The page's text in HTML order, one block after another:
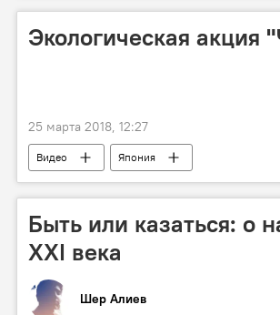
Экологическая акция
25 марта 2018, 12:27
Видео Япония
Быть или казаться: о
XXI века
Шер Алиев